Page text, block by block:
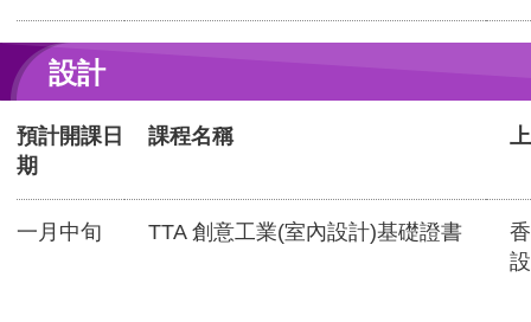
設計
預計開課日
期
課程名稱
一月中旬 TTA 創意工業(室內設計)基礎證書